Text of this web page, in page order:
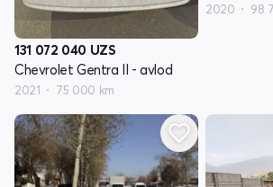
131 072 040 UZS
Chevrolet Gentra II - avlod
2021 75 000 km
2020 98